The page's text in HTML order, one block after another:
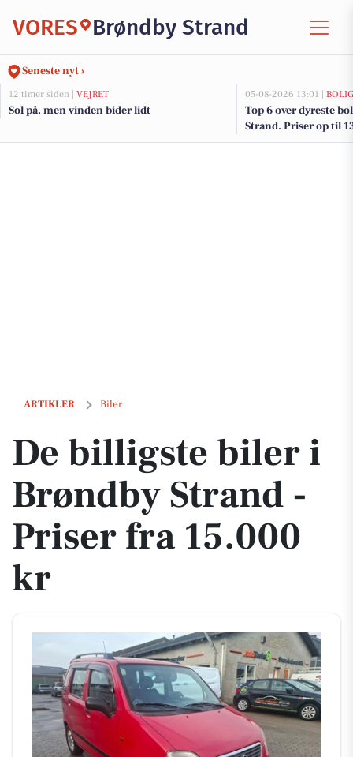
VORES Brøndby Strand
Seneste nyt ›
12 timer siden | VEJRET
Sol på, men vinden bider lidt
05-08-2026 13:01 |
Top 6 over dyreste
Strand. Priser op til
ARTIKLER Biler
De billigste biler i Brøndby Strand - Priser fra 15.000 kr
De billigste biler i
Brøndby Strand -
Priser fra 15.000
kr